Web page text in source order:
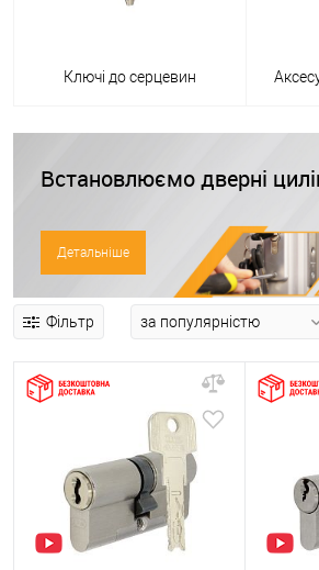
Ключі до серцевин
Встановлюємо дверні
Детальніше
Фільтр